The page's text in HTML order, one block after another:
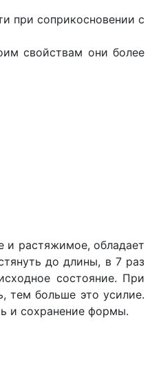
при соприкосновении с
свойствам они более
и растяжимое, обладает
до длины, в 7 раз
состояние. При
тем больше это усилие.
и сохранение формы.